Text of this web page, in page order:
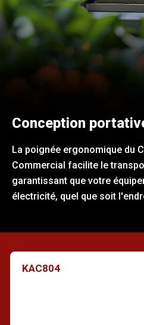
Conception
La poignée ergonomique du
Commercial facilite le
garantissant que votre
électricité, quel que soit
KAC804